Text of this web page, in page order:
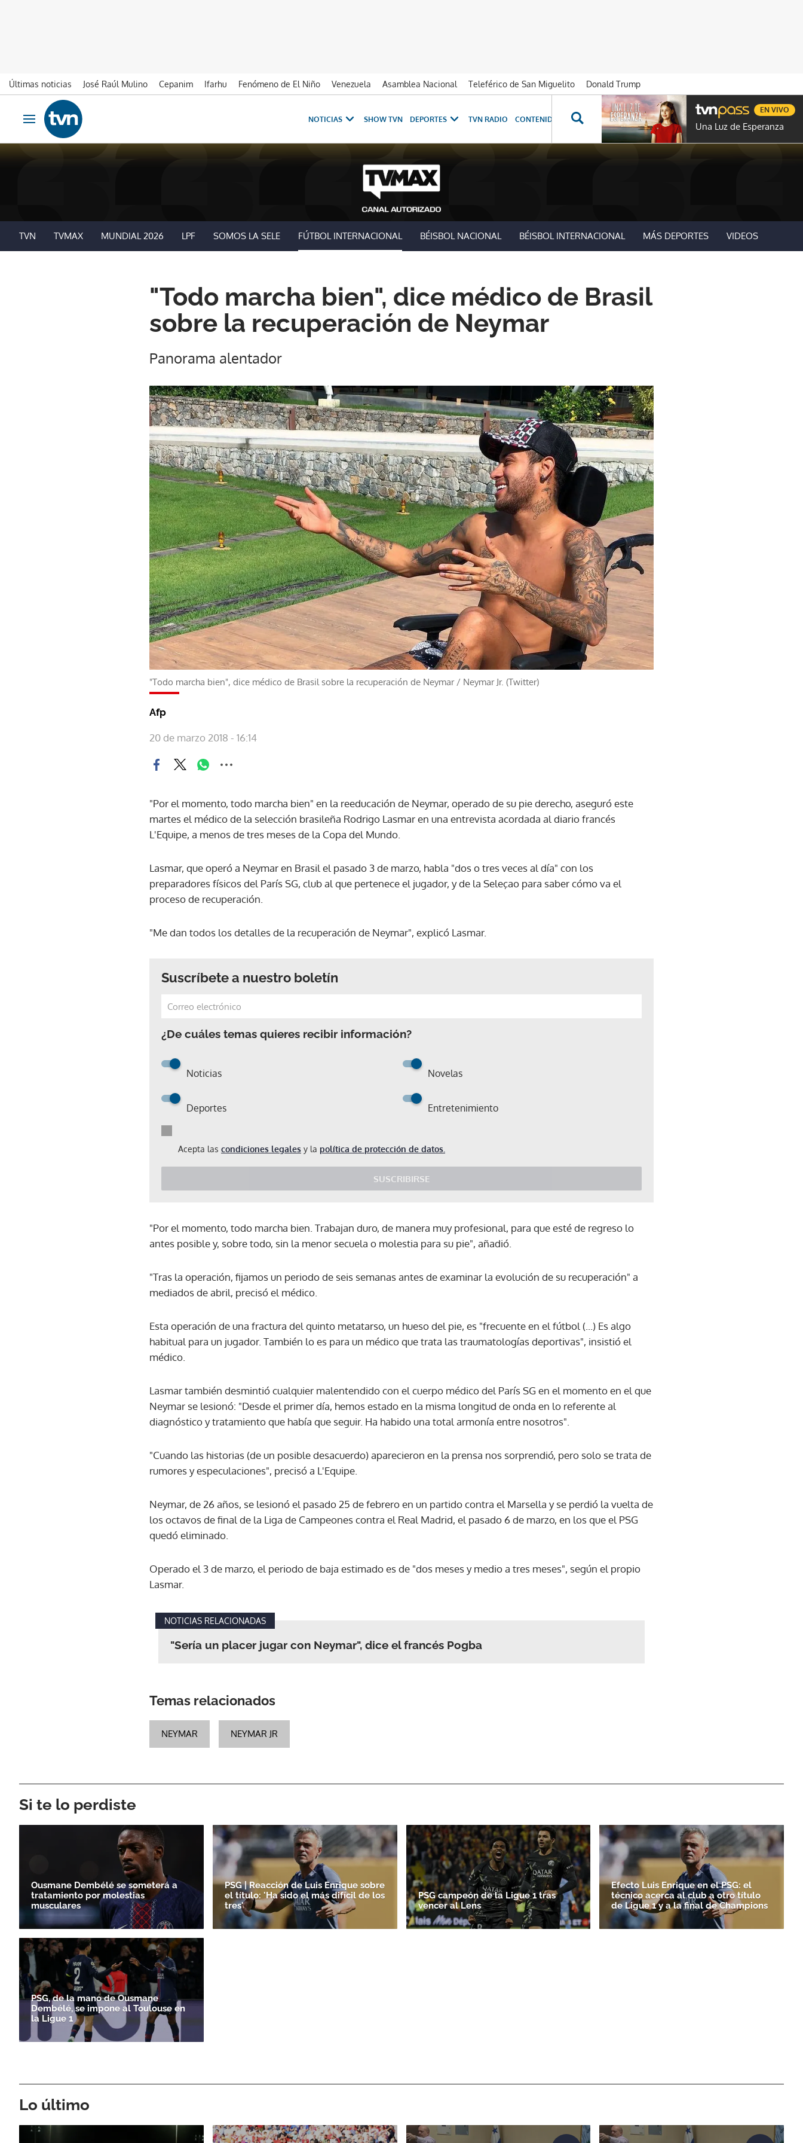
Últimas noticias José Raúl Mulino Cepanim Ifarhu Fenómeno de El Niño Venezuela Asamblea Nacional Teleférico de San Miguelito
Donald Trump
Ir al contenido
Obrir navegació
NOTICIAS SHOW TVN DEPORTES TVN RADIO CONTENIDOS ESPECIALES NOVELAS PROGRAMAS GENTE TVN
Una Luz de Esperanza
EN VIVO
TVN TVMAX MUNDIAL 2026 LPF SOMOS LA SELE FÚTBOL INTERNACIONAL BÉISBOL NACIONAL BÉISBOL INTERNACIONAL MÁS DEPORTES VIDEOS
"Todo marcha bien", dice médico de Brasil
sobre la recuperación de Neymar
Panorama alentador
"Todo marcha bien", dice médico de Brasil sobre la recuperación de Neymar/ Neymar Jr. (Twitter)
Afp
20 de marzo 2018 - 16:14
"Por el momento, todo marcha bien" en la reeducación de Neymar, operado de su pie derecho, aseguró este
martes el médico de la selección brasileña Rodrigo Lasmar en una entrevista acordada al diario francés
L'Equipe, a menos de tres meses de la Copa del Mundo.
Lasmar, que operó a Neymar en Brasil el pasado 3 de marzo, habla "dos o tres veces al día" con los
preparadores físicos del París SG, club al que pertenece el jugador, y de la Seleçao para saber cómo va el
proceso de recuperación.
"Me dan todos los detalles de la recuperación de Neymar", explicó Lasmar.
Suscríbete a nuestro boletín
¿De cuáles temas quieres recibir información?
Noticias Novelas
Deportes Entretenimiento
Acepta las condiciones legales y la política de protección de datos.
SUSCRIBIRSE
Gracias por suscribirte a nuestro boletín.
"Por el momento, todo marcha bien. Trabajan duro, de manera muy profesional, para que esté de regreso lo
antes posible y, sobre todo, sin la menor secuela o molestia para su pie", añadió.
"Tras la operación, fijamos un periodo de seis semanas antes de examinar la evolución de su recuperación" a
mediados de abril, precisó el médico.
Esta operación de una fractura del quinto metatarso, un hueso del pie, es "frecuente en el fútbol (...) Es algo
habitual para un jugador. También lo es para un médico que trata las traumatologías deportivas", insistió el
médico.
Lasmar también desmintió cualquier malentendido con el cuerpo médico del París SG en el momento en el que
Neymar se lesionó: "Desde el primer día, hemos estado en la misma longitud de onda en lo referente al
diagnóstico y tratamiento que había que seguir. Ha habido una total armonía entre nosotros".
"Cuando las historias (de un posible desacuerdo) aparecieron en la prensa nos sorprendió, pero solo se trata de
rumores y especulaciones", precisó a L'Equipe.
Neymar, de 26 años, se lesionó el pasado 25 de febrero en un partido contra el Marsella y se perdió la vuelta de
los octavos de final de la Liga de Campeones contra el Real Madrid, el pasado 6 de marzo, en los que el PSG
quedó eliminado.
Operado el 3 de marzo, el periodo de baja estimado es de "dos meses y medio a tres meses", según el propio
Lasmar.
NOTICIAS RELACIONADAS
"Sería un placer jugar con Neymar", dice el francés Pogba
Temas relacionados
NEYMAR NEYMAR JR
Si te lo perdiste
Ousmane Dembélé se someterá a
tratamiento por molestias
musculares
PSG | Reacción de Luis Enrique sobre
el título: 'Ha sido el más difícil de los
tres'
PSG campeón de la Ligue 1 tras
vencer al Lens
Efecto Luis Enrique en el PSG: el
técnico acerca al club a otro título
de Ligue 1 y a la final de Champions
PSG, de la mano de Ousmane
Dembélé, se impone al Toulouse en
la Ligue 1
Lo último